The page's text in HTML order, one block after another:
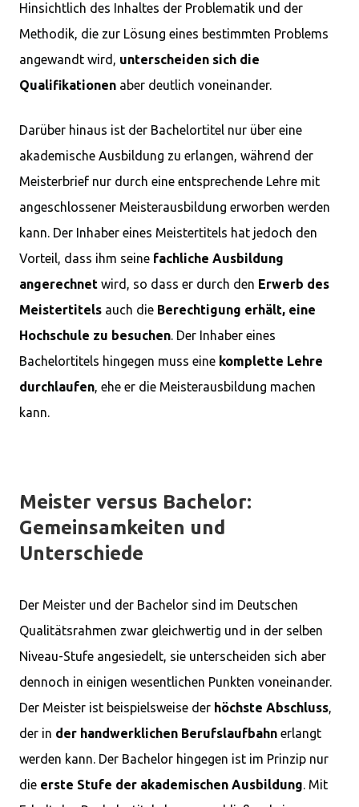
Hinsichtlich des Inhaltes der Problematik und der
Methodik, die zur Lösung eines bestimmten Problems
angewandt wird, unterscheiden sich die
Qualifikationen aber deutlich voneinander.
Darüber hinaus ist der Bachelortitel nur über eine
akademische Ausbildung zu erlangen, während der
Meisterbrief nur durch eine entsprechende Lehre mit
angeschlossener Meisterausbildung erworben werden
kann. Der Inhaber eines Meistertitels hat jedoch den
Vorteil, dass ihm seine fachliche Ausbildung
angerechnet wird, so dass er durch den Erwerb des
Meistertitels auch die Berechtigung erhält, eine
Hochschule zu besuchen. Der Inhaber eines
Bachelortitels hingegen muss eine komplette Lehre
durchlaufen, ehe er die Meisterausbildung machen
kann.
Meister versus Bachelor:
Gemeinsamkeiten und
Unterschiede
Der Meister und der Bachelor sind im Deutschen
Qualitätsrahmen zwar gleichwertig und in der selben
Niveau-Stufe angesiedelt, sie unterscheiden sich aber
dennoch in einigen wesentlichen Punkten voneinander.
Der Meister ist beispielsweise der höchste Abschluss,
der in der handwerklichen Berufslaufbahn erlangt
werden kann. Der Bachelor hingegen ist im Prinzip nur
die erste Stufe der akademischen Ausbildung. Mit